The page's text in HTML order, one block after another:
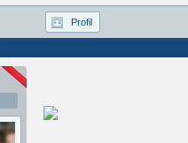
Profil